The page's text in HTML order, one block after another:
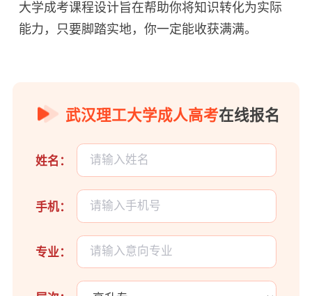
大学成考课程设计旨在帮助你将知识转化为实际
能力，只要脚踏实地，你一定能收获满满。
武汉理工大学成人高考在线报名
姓名：
手机：
专业：